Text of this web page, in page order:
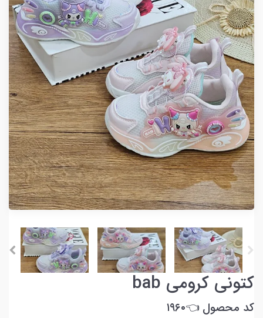
کتونی کرومی bab
کد محصول 👈۱۹۶۰